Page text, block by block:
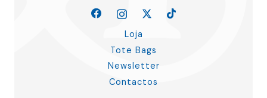
Loja
Tote Bags
Newsletter
Contactos